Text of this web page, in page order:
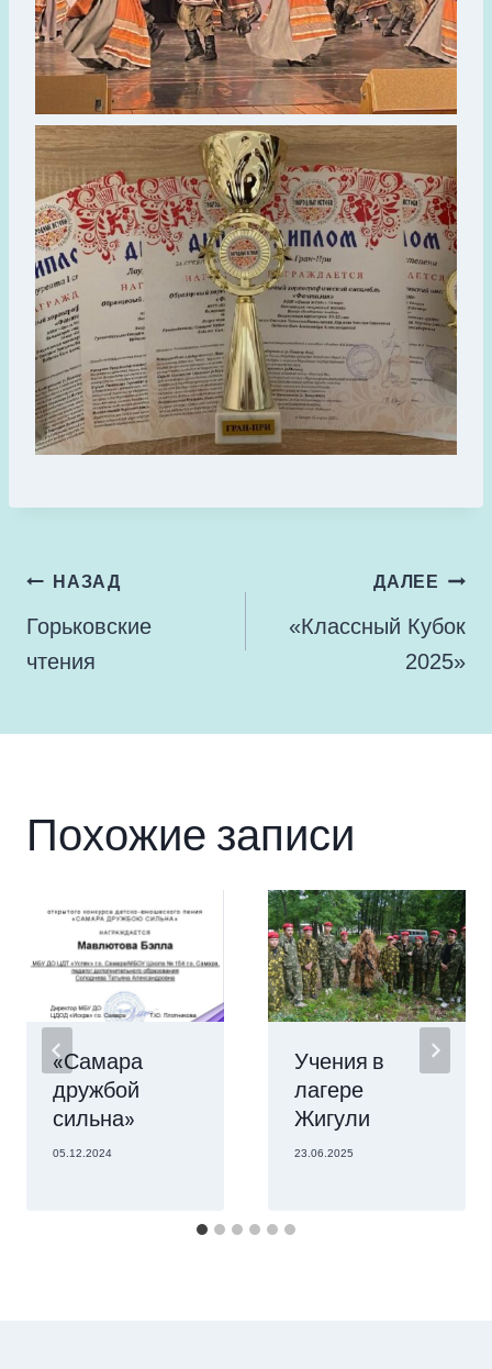
Навигация
по
записям
НАЗАД
Горьковские
чтения
ДАЛЕЕ
«Классный Кубок
2025»
Похожие записи
«Самара
дружбой
сильна»
05.12.2024
Учения в
лагере
Жигули
23.06.2025